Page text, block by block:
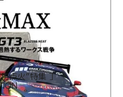
点火”特集 ］